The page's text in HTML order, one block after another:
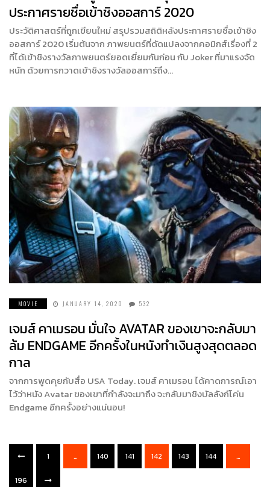
ประกาศรายชื่อเข้าชิงออสการ์ 2020
ประวัติศาสตร์ที่ถูกเขียนใหม่ สรุปรวมสถิติหลังประกาศรายชื่อเข้าชิง
ออสการ์ 2020 เริ่มต้นจาก ภาพยนตร์ที่ดัดแปลงจากคอมิกส์เรื่องที่ 2
ที่ได้เข้าชิงรางวัลภาพยนตร์ยอดเยี่ยมกันก่อน กับ Joker ที่มาแรงจัด
หนัก ด้วยการกวาดเข้าชิงรางวัลออสการ์ถึง…
MOVIE JANUARY 14, 2020 532
เจมส์ คาเมรอน มั่นใจ AVATAR ของเขาจะกลับมา
ล้ม ENDGAME อีกครั้งในหนังทำเงินสูงสุดตลอด
กาล
จากการพูดคุยกับสื่อ USA Today. เจมส์ คาเมรอน ได้คาดการณ์เอา
ไว้ว่าหนัง Avatar ของเขาที่กำลังจะมาถึง จะกลับมาชิงบัลลังก์โค่น
Endgame อีกครั้งอย่างแน่นอน!
1 … 140 141 142 143 144 …
196